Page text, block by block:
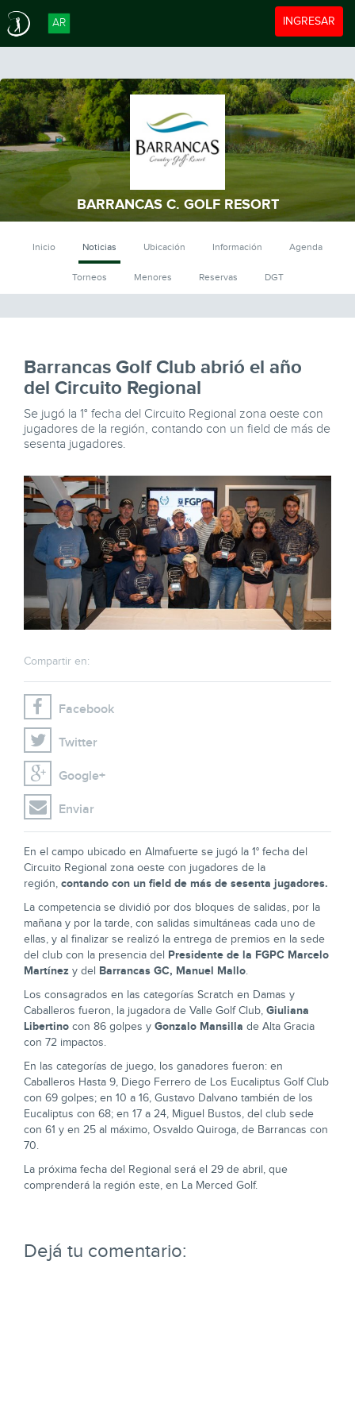
Toggle
INGRESAR
AR
BARRANCAS C. GOLF RESORT
Inicio Noticias Ubicación Información Agenda
Torneos Menores Reservas DGT
Barrancas Golf Club abrió el año
del Circuito Regional
Se jugó la 1° fecha del Circuito Regional zona oeste con
jugadores de la región, contando con un field de más de
sesenta jugadores.
Compartir en:
Facebook
Twitter
Google+
Enviar
En el campo ubicado en Almafuerte se jugó la 1° fecha del
Circuito Regional zona oeste con jugadores de la
región, contando con un field de más de sesenta jugadores.
La competencia se dividió por dos bloques de salidas, por la
mañana y por la tarde, con salidas simultáneas cada uno de
ellas, y al finalizar se realizó la entrega de premios en la sede
del club con la presencia del Presidente de la FGPC Marcelo
Martínez y del Barrancas GC, Manuel Mallo.
Los consagrados en las categorías Scratch en Damas y
Caballeros fueron, la jugadora de Valle Golf Club, Giuliana
Libertino con 86 golpes y Gonzalo Mansilla de Alta Gracia
con 72 impactos.
En las categorías de juego, los ganadores fueron: en
Caballeros Hasta 9, Diego Ferrero de Los Eucaliptus Golf Club
con 69 golpes; en 10 a 16, Gustavo Dalvano también de los
Eucaliptus con 68; en 17 a 24, Miguel Bustos, del club sede
con 61 y en 25 al máximo, Osvaldo Quiroga, de Barrancas con
70.
La próxima fecha del Regional será el 29 de abril, que
comprenderá la región este, en La Merced Golf.
Dejá tu comentario: